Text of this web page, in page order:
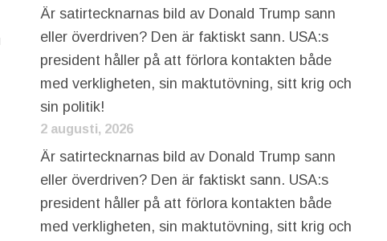
Är satirtecknarnas bild av Donald Trump sann
eller överdriven? Den är faktiskt sann. USA:s
president håller på att förlora kontakten både
med verkligheten, sin maktutövning, sitt krig och
sin politik!
2 augusti, 2026
Är satirtecknarnas bild av Donald Trump sann
eller överdriven? Den är faktiskt sann. USA:s
president håller på att förlora kontakten både
med verkligheten, sin maktutövning, sitt krig och